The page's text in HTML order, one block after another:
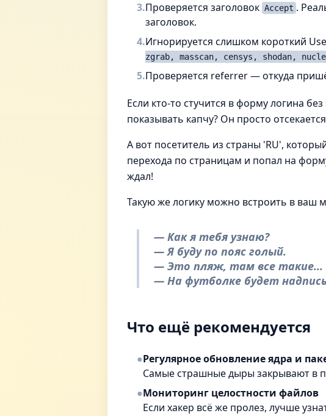
3.Проверяется заголовок Accept .
заголовок.
4.Игнорируется слишком короткий
zgrab, masscan, censys, shodan,
5.Проверяется referrer — откуда
Если кто-то стучится в форму логина
показывать капчу? Он просто
А вот посетитель из страны 'RU',
перехода по страницам и попал на
ждал!
Такую же логику можно встроить в ваш
— Как я тебя узнаю?
— Я буду по пояс голый.
— Это пляж, там все такие...
— На футболке будет
Что ещё рекомендуется
●Регулярное обновление ядра и
Самые страшные дыры закрывают в
●Мониторинг целостности файлов
Если хакер всё же пролез, лучше